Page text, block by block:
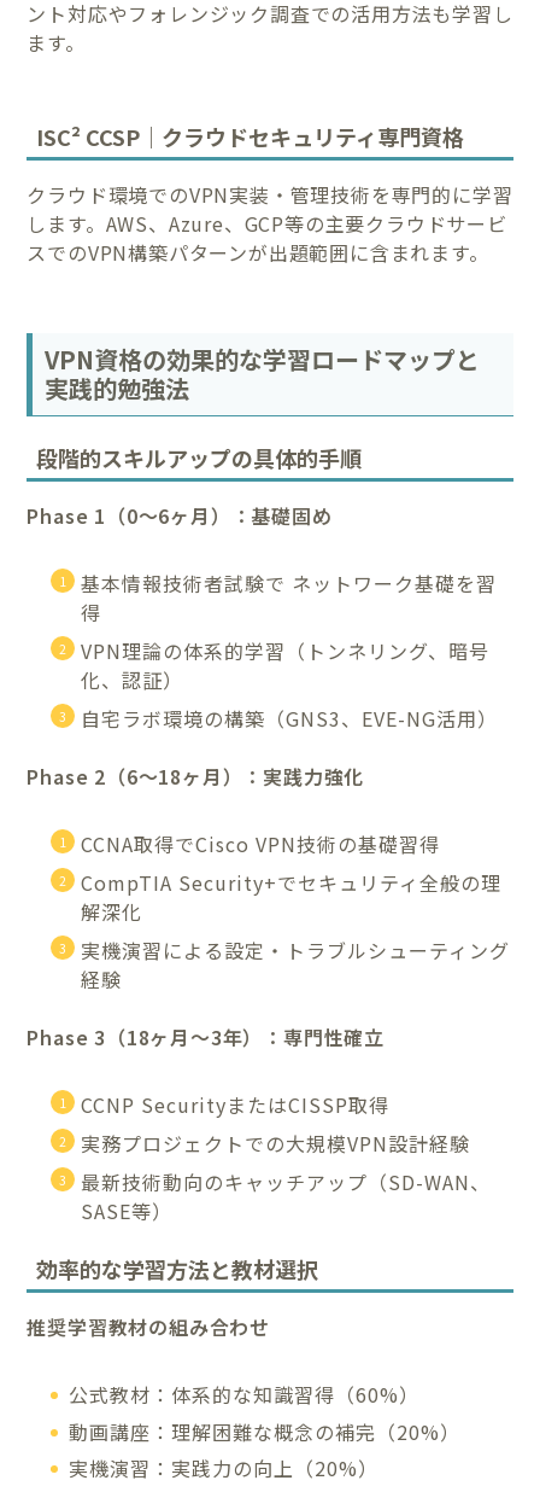
ント対応やフォレンジック調査での活用方法も学習し
ます。
ISC² CCSP｜クラウドセキュリティ専門資格
クラウド環境でのVPN実装・管理技術を専門的に学習
します。AWS、Azure、GCP等の主要クラウドサービ
スでのVPN構築パターンが出題範囲に含まれます。
VPN資格の効果的な学習ロードマップと
実践的勉強法
段階的スキルアップの具体的手順
Phase 1（0〜6ヶ月）：基礎固め
基本情報技術者試験で ネットワーク基礎を習
得
VPN理論の体系的学習（トンネリング、暗号
化、認証）
自宅ラボ環境の構築（GNS3、EVE-NG活用）
Phase 2（6〜18ヶ月）：実践力強化
CCNA取得でCisco VPN技術の基礎習得
CompTIA Security+でセキュリティ全般の理
解深化
実機演習による設定・トラブルシューティング
経験
Phase 3（18ヶ月〜3年）：専門性確立
CCNP SecurityまたはCISSP取得
実務プロジェクトでの大規模VPN設計経験
最新技術動向のキャッチアップ（SD-WAN、
SASE等）
効率的な学習方法と教材選択
推奨学習教材の組み合わせ
公式教材：体系的な知識習得（60%）
動画講座：理解困難な概念の補完（20%）
実機演習：実践力の向上（20%）